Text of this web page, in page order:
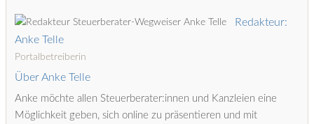
Redakteur:
Anke Telle
Portalbetreiberin
Über Anke Telle
Anke möchte allen Steuerberater:innen und Kanzleien eine
Möglichkeit geben, sich online zu präsentieren und mit